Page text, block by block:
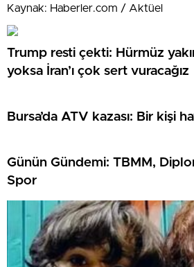
Kaynak: Haberler.com / Aktüel
Trump resti çekti: Hürmüz
yoksa İran’ı çok sert vuracağız
Bursa’da ATV kazası: Bir kişi
Günün Gündemi: TBMM,
Spor